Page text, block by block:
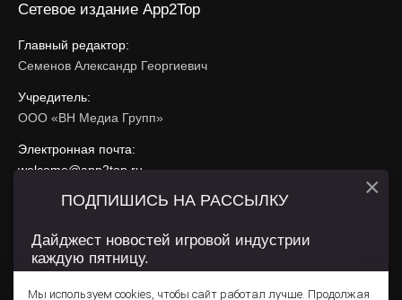
Сетевое издание App2Top
Главный редактор:
Семенов Александр Георгиевич
Учредитель:
ООО «ВН Медиа Групп»
Электронная почта:
welcome@app2top.ru
При использовании материалов активная ссылка на
Сайт использует IP адреса, cookie, данные геолокации
Мы используем cookies, чтобы сайт работал лучше. Продолжая
ПОДПИШИСЬ НА РАССЫЛКУ
Дайджест новостей игровой индустрии
каждую пятницу.
×